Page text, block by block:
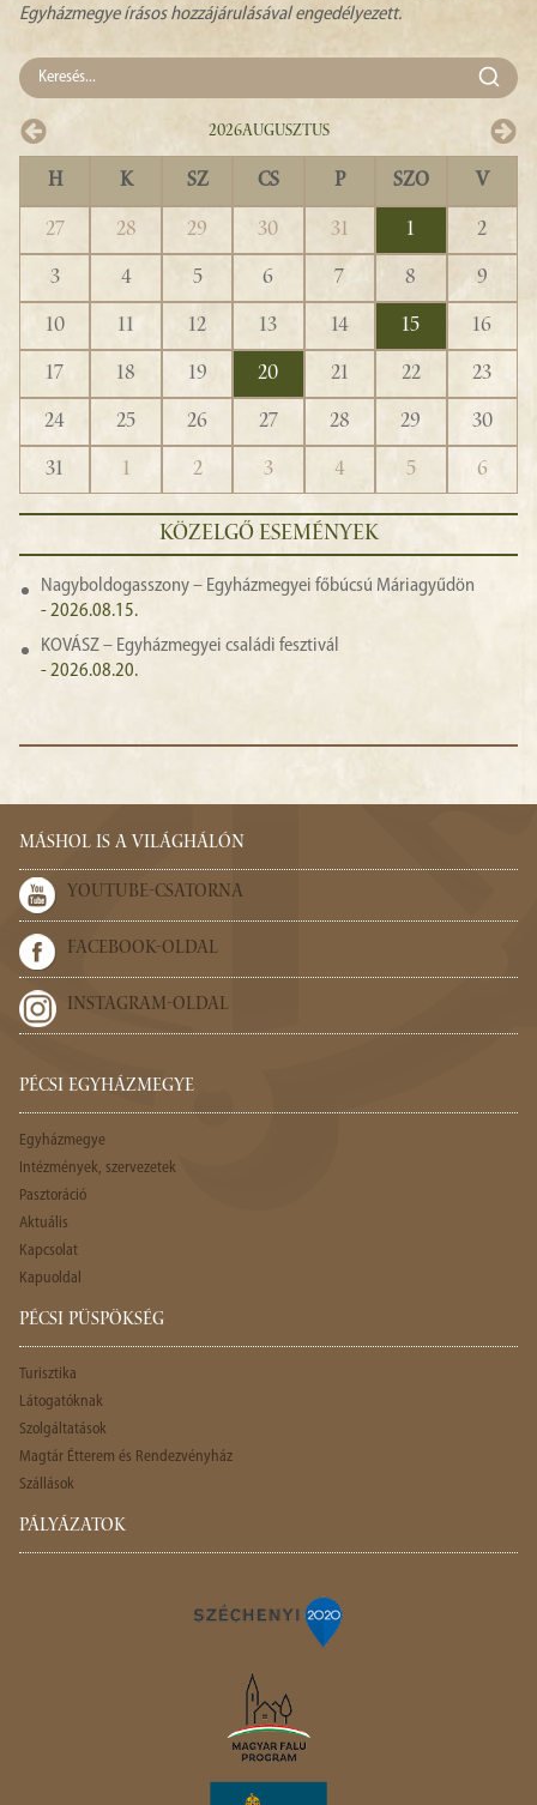
Egyházmegye írásos hozzájárulásával engedélyezett.
2026Augusztus
H K SZ CS P SZO V
27 28 29 30 31 1
2
3
4 5 6 7 8
9
10
11 12 13 14 15
16
17
18 19 20 21 22
23
24
25 26 27 28 29
30
31
1 2 3 4 5 6
KÖZELGŐ ESEMÉNYEK
Nagyboldogasszony – Egyházmegyei főbúcsú Máriagyűdön
- 2026.08.15.
KOVÁSZ – Egyházmegyei családi fesztivál
- 2026.08.20.
MÁSHOL IS A VILÁGHÁLÓN
YOUTUBE-CSATORNA
FACEBOOK-OLDAL
INSTAGRAM-OLDAL
PÉCSI EGYHÁZMEGYE
Egyházmegye
Intézmények, szervezetek
Pasztoráció
Aktuális
Kapcsolat
Kapuoldal
PÉCSI PÜSPÖKSÉG
Turisztika
Látogatóknak
Szolgáltatások
Magtár Étterem és Rendezvényház
Szállások
PÁLYÁZATOK